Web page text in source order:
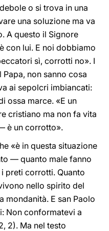
o si trova in una
una soluzione ma va
A questo il Signore
con lui. E noi dobbiamo
sì, corrotti no». I
non sanno cosa
ai sepolcri imbiancati:
ossa marce. «E un
cristiano ma non fa vita
è un corrotto».
«è in questa situazione
— quanto male fanno
preti corrotti. Quanto
nello spirito del
mondanità. E san Paolo
Non conformatevi a
2). Ma nel testo